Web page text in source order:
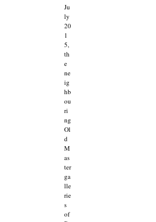
Ju
ly
20
1
5,
th
e
ne
ig
hb
ou
ri
ng
Ol
d
M
as
ter
ga
lle
rie
s
of